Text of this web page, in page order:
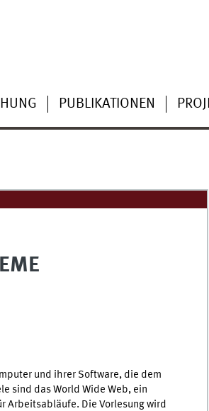
PUBLIKATIONEN
und ihrer Software, die dem
sind das World Wide Web, ein
Arbeitsabläufe. Die Vorlesung wird